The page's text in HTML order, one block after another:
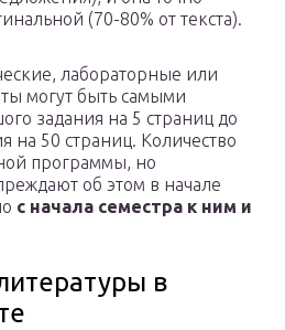
(70-80% от текста).
лабораторные или
могут быть самыми
задания на 5 страниц до
на 50 страниц. Количество
программы, но
об этом в начале
с начала семестра к ним и
в